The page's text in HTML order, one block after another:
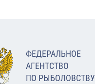
ФЕДЕРАЛЬНОЕ
АГЕНТСТВО
ПО РЫБОЛОВСТВУ